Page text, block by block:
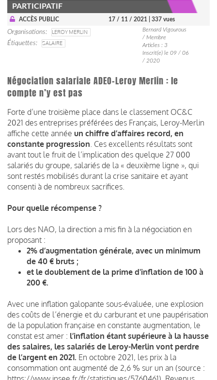
PARTICIPATIF
ACCÈS PUBLIC 17 / 11 / 2021 | 337 vues
Organisations
LEROY MERLIN
Étiquettes
SALAIRE
Bernard Vigourous
/ Membre
Articles : 3
Inscrit(e) le 09 / 06
/ 2020
Négociation salariale ADEO-Leroy Merlin : le
compte n’y est pas
Forte d’une troisième place dans le classement OC&C
2021 des entreprises préférées des Français, Leroy-Merlin
affiche cette année un chiffre d’affaires record, en
constante progression Ces excellents résultats sont
avant tout le fruit de l’implication des quelque 27 000
salariés du groupe, salariés de la « deuxième ligne », qui
sont restés mobilisés durant la crise sanitaire et ayant
consenti à de nombreux sacrifices.
Pour quelle récompense ?
Lors des NAO, la direction a mis fin à la négociation en
proposant :
2% d’augmentation générale, avec un minimum
de 40 € bruts ;
et le doublement de la prime d'inflation de 100 à
200 €.
Avec une inflation galopante sous-évaluée, une explosion
des coûts de l’énergie et du carburant et une paupérisation
de la population française en constante augmentation, le
constat est amer : l’inflation étant supérieure à la hausse
des salaires, les salariés de Leroy-Merlin vont perdre
de l’argent en 2021. En octobre 2021, les prix à la
consommation ont augmenté de 2,6 % sur un an (source :